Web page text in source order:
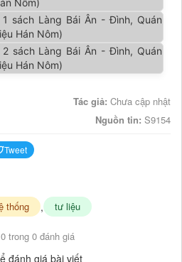
Tác giả: Chưa cập nhật
Nguồn tin: S9154
Tweet
thống , tư liệu
trong 0 đánh giá
đánh giá bài viết